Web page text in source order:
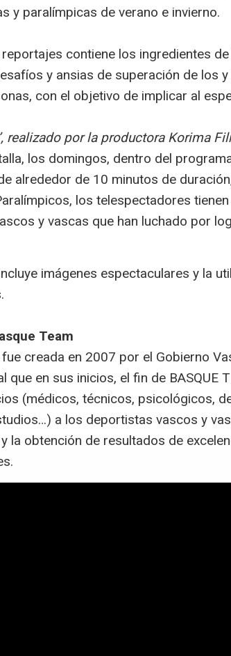
y paralímpicas de verano e invierno.
contiene los ingredientes
y ansias de superación de los
con el objetivo de implicar al
realizado por la productora Korima
los domingos, dentro del
alrededor de 10 minutos de
los telespectadores
y vascas que han luchado por
imágenes espectaculares y la
Team
creada en 2007 por el Gobierno
que en sus inicios, el fin de
(médicos, técnicos, psicológicos,
a los deportistas vascos y
la obtención de resultados de